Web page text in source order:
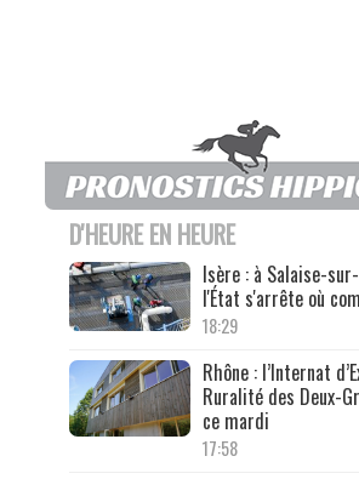
D'HEURE EN HEURE
Isère : à Salaise-
l'État s'arrête où
18:29
Rhône : l’Internat
Ruralité des Deux-
ce mardi
17:58